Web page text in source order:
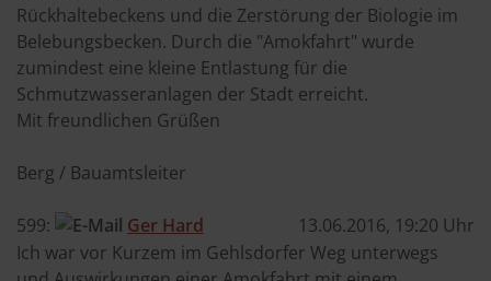
Rückhaltebeckens und die Zerstörung der Biologie im
Belebungsbecken. Durch die "Amokfahrt" wurde
zumindest eine kleine Entlastung für die
Schmutzwasseranlagen der Stadt erreicht.
Mit freundlichen Grüßen
Berg / Bauamtsleiter
599: Ger Hard
13.06.2016, 19:20 Uhr
Ich war vor Kurzem im Gehlsdorfer Weg unterwegs